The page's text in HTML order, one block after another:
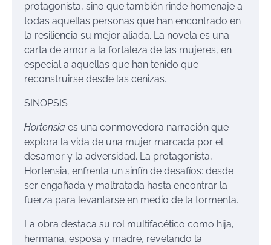
protagonista, sino que también rinde homenaje a
todas aquellas personas que han encontrado en
la resiliencia su mejor aliada. La novela es una
carta de amor a la fortaleza de las mujeres, en
especial a aquellas que han tenido que
reconstruirse desde las cenizas.
SINOPSIS
Hortensia es una conmovedora narración que
explora la vida de una mujer marcada por el
desamor y la adversidad. La protagonista,
Hortensia, enfrenta un sinfín de desafíos: desde
ser engañada y maltratada hasta encontrar la
fuerza para levantarse en medio de la tormenta.
La obra destaca su rol multifacético como hija,
hermana, esposa y madre, revelando la